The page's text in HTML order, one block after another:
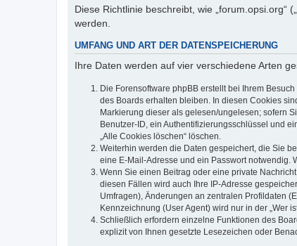
Diese Richtlinie beschreibt, wie „forum.opsi.org“
werden.
UMFANG UND ART DER DATENSPEICHERUNG
Ihre Daten werden auf vier verschiedene Arten
Die Forensoftware phpBB erstellt bei Ihrem
des Boards erhalten bleiben. In diesen Cookies
Markierung dieser als gelesen/ungelesen; sofern
Benutzer-ID, ein Authentifizierungsschlüssel und
„Alle Cookies löschen“ löschen.
Weiterhin werden die Daten gespeichert, die Sie
eine E-Mail-Adresse und ein Passwort notwendig.
Wenn Sie einen Beitrag oder eine private
diesen Fällen wird auch Ihre IP-Adresse
Umfragen), Änderungen an zentralen Profildaten
Kennzeichnung (User Agent) wird nur in der „Wer
Schließlich erfordern einzelne Funktionen des
explizit von Ihnen gesetzte Lesezeichen oder